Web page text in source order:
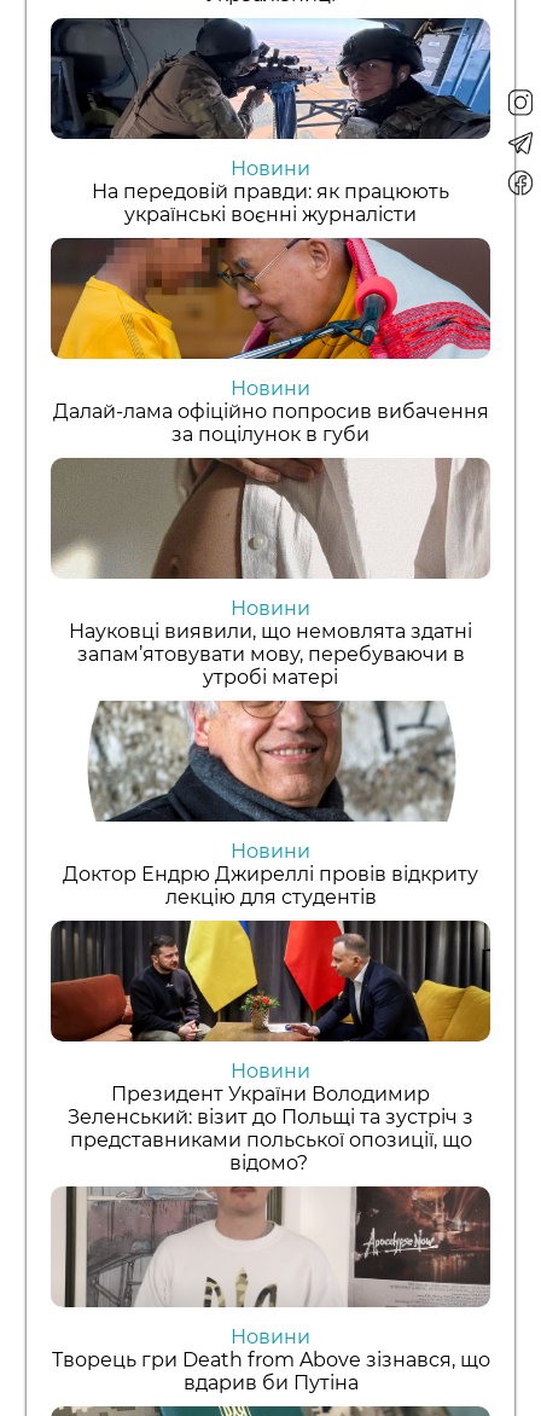
Новини
На передовій правди: як працюють
українські воєнні журналісти
Новини
Далай-лама офіційно попросив вибачення
за поцілунок в губи
Новини
Науковці виявили, що немовлята здатні
запам’ятовувати мову, перебуваючи в
утробі матері
Новини
Доктор Ендрю Джиреллі провів відкриту
лекцію для студентів
Новини
Президент України Володимир
Зеленський: візит до Польщі та зустріч з
представниками польської опозиції, що
відомо?
Новини
Творець гри Death from Above зізнався, що
вдарив би Путіна